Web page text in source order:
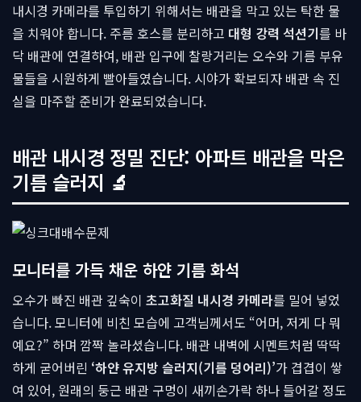
내시경 카메라를 투입하기 위해서는 배관을 막고 있는 탁한 물
을 치워야 합니다. 주름 호스를 분리하고 대형 강력 석션기를 바
닥 배관에 연결하여, 배관 입구에 찰랑거리는 오수와 기름 부유
물들을 시원하게 빨아들였습니다. 시야가 확보되자 배관 속 진
실을 마주할 준비가 완료되었습니다.
배관 내시경 정밀 진단: 아파트 배관을 막은
기름 슬러지 🔬
모니터를 가득 채운 하얀 기름 화석
오수가 빠진 배관 깊숙이 초고화질 내시경 카메라를 밀어 넣었
습니다. 모니터에 비친 모습에 고객님께서도 “어머, 저게 다 뭐
예요?” 하며 깜짝 놀라셨습니다. 배관 내벽에 시멘트처럼 딱딱
하게 굳어버린 ‘하얀 유지방 슬러지(기름 덩어리)’가 겹겹이 쌓
여 있어, 원래의 둥근 배관 구멍이 새끼손가락 하나 들어갈 정도